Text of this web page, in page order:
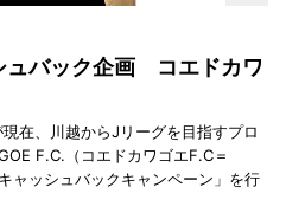
ュバック企画 コエドカワ
在、川越からJリーグを目指すプロ
F.C.（コエドカワゴエF.C＝
ャッシュバックキャンペーン」を行